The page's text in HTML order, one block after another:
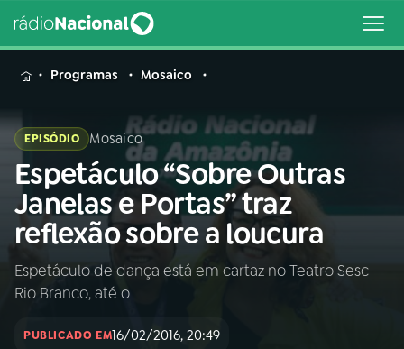
MENU
Buscar
na
Rádio
Nacional
Buscar
AO VIVO
INÍCIO
Programas Mosaico
EPISÓDIO Mosaico
Espetáculo “Sobre Outras
Janelas e Portas” traz
reflexão sobre a loucura
Espetáculo de dança está em cartaz no Teatro Sesc
Rio Branco, até o
PUBLICADO EM16/02/2016, 20:49